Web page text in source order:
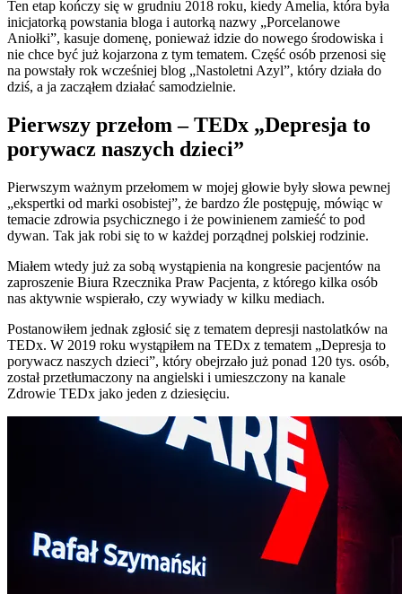
Ten etap kończy się w grudniu 2018 roku, kiedy Amelia, która była
inicjatorką powstania bloga i autorką nazwy „Porcelanowe
Aniołki”, kasuje domenę, ponieważ idzie do nowego środowiska i
nie chce być już kojarzona z tym tematem. Część osób przenosi się
na powstały rok wcześniej blog „Nastoletni Azyl”, który działa do
dziś, a ja zacząłem działać samodzielnie.
Pierwszy przełom – TEDx „Depresja to
porywacz naszych dzieci”
Pierwszym ważnym przełomem w mojej głowie były słowa pewnej
„ekspertki od marki osobistej”, że bardzo źle postępuję, mówiąc w
temacie zdrowia psychicznego i że powinienem zamieść to pod
dywan. Tak jak robi się to w każdej porządnej polskiej rodzinie.
Miałem wtedy już za sobą wystąpienia na kongresie pacjentów na
zaproszenie Biura Rzecznika Praw Pacjenta, z którego kilka osób
nas aktywnie wspierało, czy wywiady w kilku mediach.
Postanowiłem jednak zgłosić się z tematem depresji nastolatków na
TEDx. W 2019 roku wystąpiłem na TEDx z tematem „Depresja to
porywacz naszych dzieci”, który obejrzało już ponad 120 tys. osób,
został przetłumaczony na angielski i umieszczony na kanale
Zdrowie TEDx jako jeden z dziesięciu.